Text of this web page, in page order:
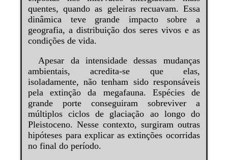
quentes, quando as geleiras recuavam. Essa
dinâmica teve grande impacto sobre a
geografia, a distribuição dos seres vivos e as
condições de vida.
Apesar da intensidade dessas mudanças
ambientais, acredita-se que elas,
isoladamente, não tenham sido responsáveis
pela extinção da megafauna. Espécies de
grande porte conseguiram sobreviver a
múltiplos ciclos de glaciação ao longo do
Pleistoceno. Nesse contexto, surgiram outras
hipóteses para explicar as extinções ocorridas
no final do período.